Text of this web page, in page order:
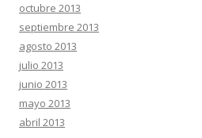
octubre 2013
septiembre 2013
agosto 2013
julio 2013
junio 2013
mayo 2013
abril 2013